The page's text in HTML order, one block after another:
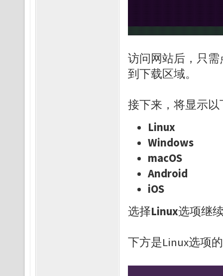
访问网站后，只需
到下载区域。
接下来，将显示
Linux
Windows
macOS
Android
iOS
选择Linux选项继
下方是Linux选项